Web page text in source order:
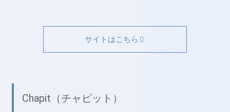
サイトはこちら
Chapit（チャピット）